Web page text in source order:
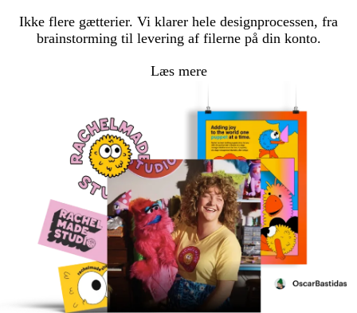
Ikke flere gætterier. Vi klarer hele designprocessen, fra
brainstorming til levering af filerne på din konto.
Læs mere